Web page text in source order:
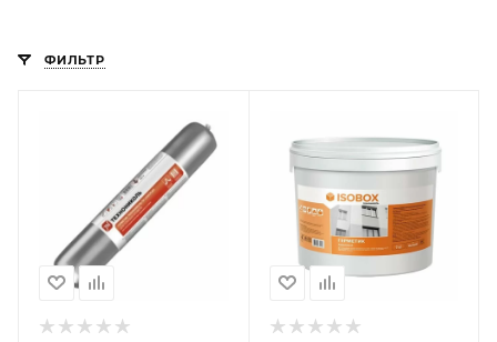
ФИЛЬТР